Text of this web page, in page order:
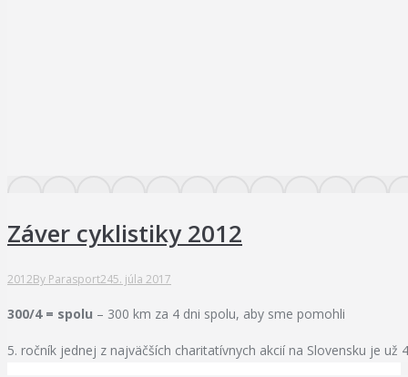
Záver cyklistiky 2012
2012By Parasport245. júla 2017
300/4 = spolu – 300 km za 4 dni spolu, aby sme pomohli
5. ročník jednej z najväčších charitatívnych akcií na Slovensku je